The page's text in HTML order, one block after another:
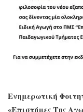
Ενημερωτική
«Επιστήμες Της